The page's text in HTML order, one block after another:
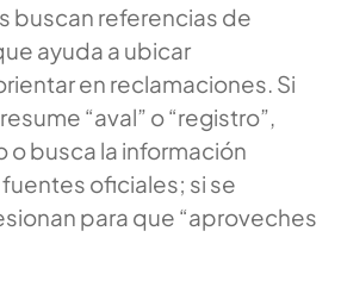
buscan referencias de
ayuda a ubicar
en reclamaciones. Si
“aval” o “registro”,
busca la información
oficiales; si se
para que “aproveches